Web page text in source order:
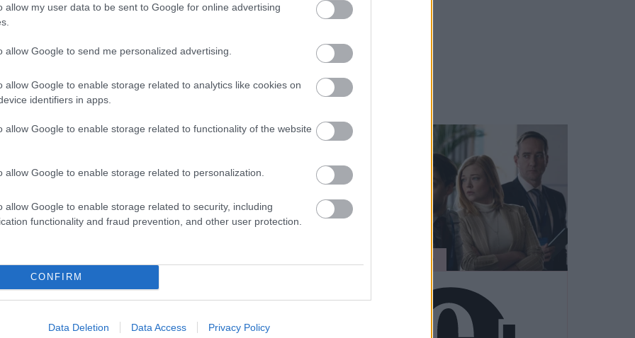
allow my user data to be sent to Google for online advertising
allow Google to send me personalized advertising.
allow Google to enable storage related to analytics like cookies on
identifiers in apps.
allow Google to enable storage related to functionality of the website
allow Google to enable storage related to personalization.
allow Google to enable storage related to security, including
functionality and fraud prevention, and other user protection.
CONFIRM
Data Deletion Data Access Privacy Policy
családban történt,
mint gondolnád